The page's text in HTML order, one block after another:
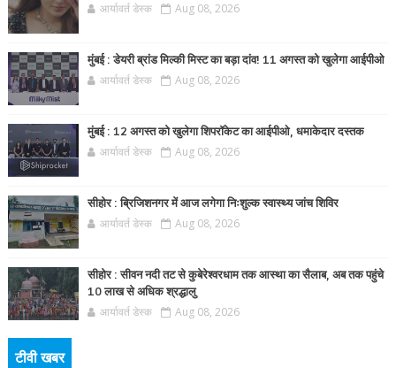
आर्यावर्त डेस्क Aug 08, 2026
मुंबई : डेयरी ब्रांड मिल्की मिस्ट का बड़ा दांव! 11 अगस्त को खुलेगा आईपीओ
आर्यावर्त डेस्क Aug 08, 2026
मुंबई : 12 अगस्त को खुलेगा शिपरॉकेट का आईपीओ, धमाकेदार दस्तक
आर्यावर्त डेस्क Aug 08, 2026
सीहोर : ब्रिजिशनगर में आज लगेगा निःशुल्क स्वास्थ्य जांच शिविर
आर्यावर्त डेस्क Aug 08, 2026
सीहोर : सीवन नदी तट से कुबेरेश्वरधाम तक आस्था का सैलाब, अब तक पहुंचे
10 लाख से अधिक श्रद्धालु
आर्यावर्त डेस्क Aug 08, 2026
टीवी खबर